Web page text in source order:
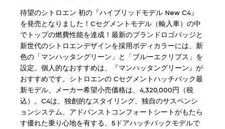
待望のシトロエン 初の『ハイブリッドモデル New C4』
を発売となりました！Cセグメントモデル（輸入車）の中
でトップの燃費性能を達成！最新のブランドロゴバッジと
新世代のシトロエンデザインを採用ボディカラーには、新
色の「マンハッタングリーン」と「ブルーエクリプス」を
設定。個人的なおすすめは、『マンハッタングリーン』が
おすすめです。シトロエンの Cセグメントハッチバック最
新モデル、メーカー希望小売価格は、4,320,000円（税
込）。C4は、独創的なスタイリング、独自のサスペンシ
ョンシステム、アドバンストコンフォートシートがもたら
す優れた乗り心地を有する、5ドアハッチバックモデルで